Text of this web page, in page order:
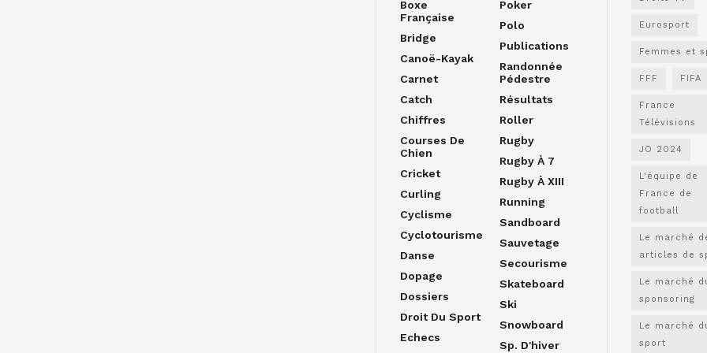
Boxe
Française
Bridge
Canoë-Kayak
Carnet
Catch
Chiffres
Courses De
Chien
Cricket
Curling
Cyclisme
Cyclotourisme
Danse
Dopage
Dossiers
Droit Du Sport
Echecs
Poker
Polo
Publications
Randonnée
Pédestre
Résultats
Roller
Rugby
Rugby À 7
Rugby À XIII
Running
Sandboard
Sauvetage
Secourisme
Skateboard
Ski
Snowboard
Sp. D'hiver
Eurosport
Femmes et
FFF FIFA
France
Télévisions
JO 2024
L'équipe de
France de
football
Le marché
articles de
Le marché
sponsoring
Le marché
sport